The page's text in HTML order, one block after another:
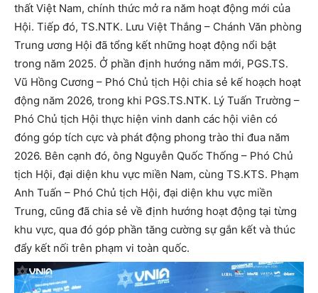
thất Việt Nam, chính thức mở ra năm hoạt động mới của
Hội. Tiếp đó, TS.NTK. Lưu Việt Thắng – Chánh Văn phòng
Trung ương Hội đã tổng kết những hoạt động nổi bật
trong năm 2025. Ở phần định hướng năm mới, PGS.TS.
Vũ Hồng Cương – Phó Chủ tịch Hội chia sẻ kế hoạch hoạt
động năm 2026, trong khi PGS.TS.NTK. Lý Tuấn Trường –
Phó Chủ tịch Hội thực hiện vinh danh các hội viên có
đóng góp tích cực và phát động phong trào thi đua năm
2026. Bên cạnh đó, ông Nguyễn Quốc Thống – Phó Chủ
tịch Hội, đại diện khu vực miền Nam, cùng TS.KTS. Phạm
Anh Tuấn – Phó Chủ tịch Hội, đại diện khu vực miền
Trung, cũng đã chia sẻ về định hướng hoạt động tại từng
khu vực, qua đó góp phần tăng cường sự gắn kết và thúc
đẩy kết nối trên phạm vi toàn quốc.